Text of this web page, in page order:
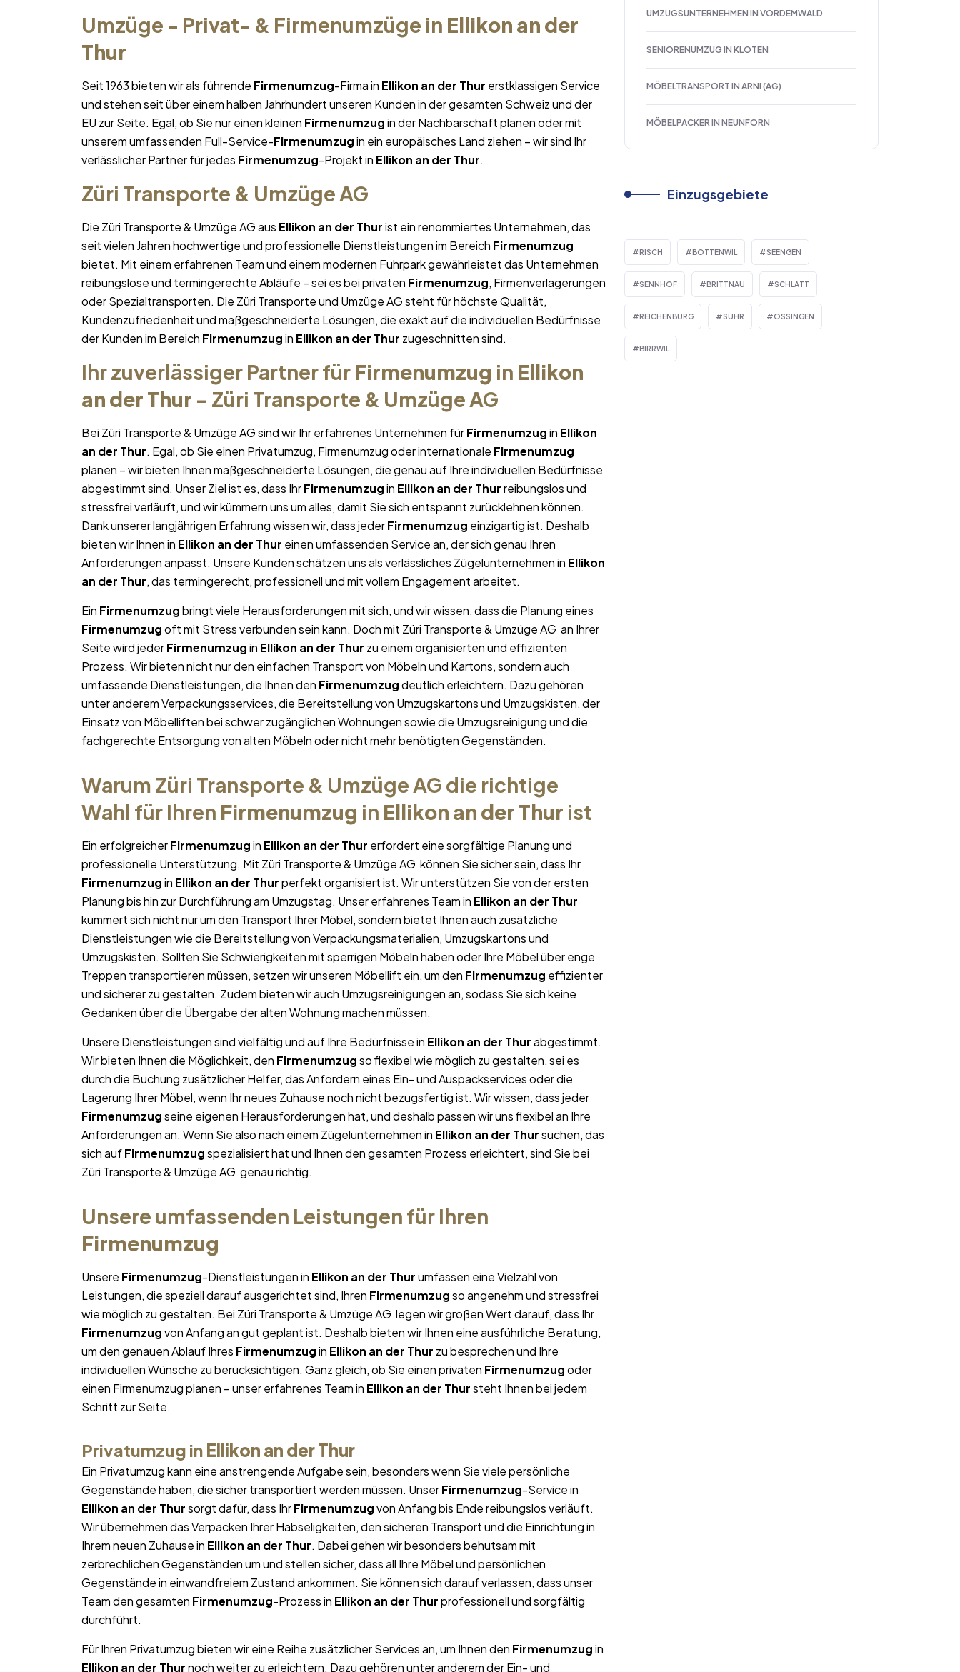
Umzüge - Privat- & Firmenumzüge in Ellikon an der
Thur
Seit 1963 bieten wir als führende Firmenumzug-Firma in Ellikon an der Thur erstklassigen Service
und stehen seit über einem halben Jahrhundert unseren Kunden in der gesamten Schweiz und der
EU zur Seite. Egal, ob Sie nur einen kleinen Firmenumzugin der Nachbarschaft planen oder mit
unserem umfassenden Full-Service-Firmenumzugin ein europäisches Land ziehen – wir sind Ihr
verlässlicher Partner für jedes Firmenumzug-Projekt in Ellikon an der Thur.
Züri Transporte & Umzüge AG
Die Züri Transporte & Umzüge AG aus Ellikon an der Thurist ein renommiertes Unternehmen, das
seit vielen Jahren hochwertige und professionelle Dienstleistungen im Bereich Firmenumzug
bietet. Mit einem erfahrenen Team und einem modernen Fuhrpark gewährleistet das Unternehmen
reibungslose und termingerechte Abläufe – sei es bei privaten Firmenumzug, Firmenverlagerungen
oder Spezialtransporten. Die Züri Transporte und Umzüge AG steht für höchste Qualität,
Kundenzufriedenheit und maßgeschneiderte Lösungen, die exakt auf die individuellen Bedürfnisse
der Kunden im Bereich Firmenumzugin Ellikon an der Thur zugeschnitten sind.
Ihr zuverlässiger Partner für Firmenumzug in Ellikon
an der Thur – Züri Transporte & Umzüge AG
Bei Züri Transporte & Umzüge AG sind wir Ihr erfahrenes Unternehmen fürFirmenumzugin Ellikon
an der Thur. Egal, ob Sie einen Privatumzug, Firmenumzug oder internationale Firmenumzug
planen – wir bieten Ihnen maßgeschneiderte Lösungen, die genau auf Ihre individuellen Bedürfnisse
abgestimmt sind. Unser Ziel ist es, dass IhrFirmenumzugin Ellikon an der Thurreibungslos und
stressfrei verläuft, und wir kümmern uns um alles, damit Sie sich entspannt zurücklehnen können.
Dank unserer langjährigen Erfahrung wissen wir, dass jederFirmenumzug einzigartig ist. Deshalb
bieten wir Ihnen in Ellikon an der Thur einen umfassenden Service an, der sich genau Ihren
Anforderungen anpasst. Unsere Kunden schätzen uns als verlässliches Zügelunternehmen in Ellikon
an der Thur, das termingerecht, professionell und mit vollem Engagement arbeitet.
Ein Firmenumzugbringt viele Herausforderungen mit sich, und wir wissen, dass die Planung eines
Firmenumzugoft mit Stress verbunden sein kann. Doch mit Züri Transporte & Umzüge AG an Ihrer
Seite wird jederFirmenumzugin Ellikon an der Thur zu einem organisierten und effizienten
Prozess. Wir bieten nicht nur den einfachen Transport von Möbeln und Kartons, sondern auch
umfassende Dienstleistungen, die Ihnen den Firmenumzugdeutlich erleichtern. Dazu gehören
unter anderem Verpackungsservices, die Bereitstellung von Umzugskartons und Umzugskisten, der
Einsatz von Möbelliften bei schwer zugänglichen Wohnungen sowie die Umzugsreinigung und die
fachgerechte Entsorgung von alten Möbeln oder nicht mehr benötigten Gegenständen.
Warum Züri Transporte & Umzüge AG die richtige
Wahl für Ihren Firmenumzug in Ellikon an der Thur ist
Ein erfolgreicherFirmenumzugin Ellikon an der Thur erfordert eine sorgfältige Planung und
professionelle Unterstützung. Mit Züri Transporte & Umzüge AG können Sie sicher sein, dass Ihr
Firmenumzugin Ellikon an der Thurperfekt organisiert ist. Wir unterstützen Sie von der ersten
Planung bis hin zur Durchführung am Umzugstag. Unser erfahrenes Team in Ellikon an der Thur
kümmert sich nicht nur um den Transport Ihrer Möbel, sondern bietet Ihnen auch zusätzliche
Dienstleistungen wie die Bereitstellung von Verpackungsmaterialien, Umzugskartons und
Umzugskisten. Sollten Sie Schwierigkeiten mit sperrigen Möbeln haben oder Ihre Möbel über enge
Treppen transportieren müssen, setzen wir unseren Möbellift ein, um den Firmenumzug effizienter
und sicherer zu gestalten. Zudem bieten wir auch Umzugsreinigungen an, sodass Sie sich keine
Gedanken über die Übergabe der alten Wohnung machen müssen.
Unsere Dienstleistungen sind vielfältig und auf Ihre Bedürfnisse in Ellikon an der Thurabgestimmt.
Wir bieten Ihnen die Möglichkeit, den Firmenumzugso flexibel wie möglich zu gestalten, sei es
durch die Buchung zusätzlicher Helfer, das Anfordern eines Ein- und Auspackservices oder die
Lagerung Ihrer Möbel, wenn Ihr neues Zuhause noch nicht bezugsfertig ist. Wir wissen, dass jeder
Firmenumzugseine eigenen Herausforderungen hat, und deshalb passen wir uns flexibel an Ihre
Anforderungen an. Wenn Sie also nach einem Zügelunternehmen in Ellikon an der Thursuchen, das
sich aufFirmenumzugspezialisiert hat und Ihnen den gesamten Prozess erleichtert, sind Sie bei
Züri Transporte & Umzüge AG genau richtig.
Unsere umfassenden Leistungen für Ihren
Firmenumzug
Unsere Firmenumzug-Dienstleistungen in Ellikon an der Thurumfassen eine Vielzahl von
Leistungen, die speziell darauf ausgerichtet sind, Ihren Firmenumzugso angenehm und stressfrei
wie möglich zu gestalten. Bei Züri Transporte & Umzüge AG legen wir großen Wert darauf, dass Ihr
Firmenumzugvon Anfang an gut geplant ist. Deshalb bieten wir Ihnen eine ausführliche Beratung,
um den genauen Ablauf Ihres Firmenumzugin Ellikon an der Thur zu besprechen und Ihre
individuellen Wünsche zu berücksichtigen. Ganz gleich, ob Sie einen privaten Firmenumzugoder
einen Firmenumzug planen – unser erfahrenes Team in Ellikon an der Thursteht Ihnen bei jedem
Schritt zur Seite.
Privatumzug in Ellikon an der Thur
Ein Privatumzug kann eine anstrengende Aufgabe sein, besonders wenn Sie viele persönliche
Gegenstände haben, die sicher transportiert werden müssen. UnserFirmenumzug-Service in
Ellikon an der Thursorgt dafür, dass IhrFirmenumzugvon Anfang bis Ende reibungslos verläuft.
Wir übernehmen das Verpacken Ihrer Habseligkeiten, den sicheren Transport und die Einrichtung in
Ihrem neuen Zuhause in Ellikon an der Thur. Dabei gehen wir besonders behutsam mit
zerbrechlichen Gegenständen um und stellen sicher, dass all Ihre Möbel und persönlichen
Gegenstände in einwandfreiem Zustand ankommen. Sie können sich darauf verlassen, dass unser
Team den gesamten Firmenumzug-Prozess in Ellikon an der Thurprofessionell und sorgfältig
durchführt.
Für Ihren Privatumzug bieten wir eine Reihe zusätzlicher Services an, um Ihnen den Firmenumzugin
Ellikon an der Thurnoch weiter zu erleichtern. Dazu gehören unter anderem der Ein- und
UMZUGSUNTERNEHMEN IN VORDEMWALD
SENIORENUMZUG IN KLOTEN
MÖBELTRANSPORT IN ARNI (AG)
MÖBELPACKER IN NEUNFORN
Einzugsgebiete
RISCH BOTTENWIL SEENGEN
SENNHOF BRITTNAU SCHLATT
REICHENBURG SUHR OSSINGEN
BIRRWIL